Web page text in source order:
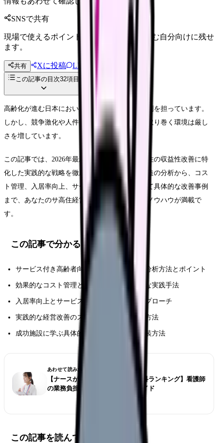
SNSで共有
現場で使えるポイントを、同僚やあとで読む自分向けに残せ
ます。
共有 Xに投稿 LINE
投稿文コピー
この記事の目次32項目
高齢化が進む日本において、サ高住は重要な役割を担っています。
しかし、競争激化や人件費の高騰など、経営を取り巻く環境は厳し
さを増しています。
この記事では、2026年最新の情報を基に、サ高住の収益性改善に特
化した実践的な戦略を徹底解説します。収益構造の分析から、コス
ト管理、入居率向上、サービス品質改善、そして具体的な改善事例
まで、あなたのサ高住経営を成功に導くためのノウハウが満載で
す。
この記事で分かること
サービス付き高齢者向け住宅の収益構造の分析方法とポイント
効果的なコスト管理と経営効率化の具体的な実践手法
入居率向上とサービス品質改善の戦略的アプローチ
実践的な経営改善のステップと効果測定の方法
成功施設に学ぶ具体的な改善事例とその実装方法
あわせて読みたい
【ナースが選ぶ仕事が大変な診療科ランキング】看護師
の業務負担とストレス対策完全ガイド
この記事を読んでほしい人